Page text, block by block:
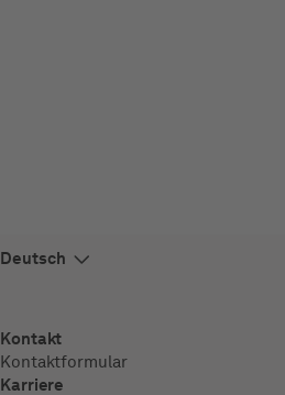
Kontakt
Kontaktformular
Karriere